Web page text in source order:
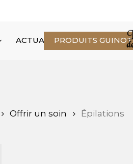
ACTUALITÉS CONTACT
PRODUITS GUINOT
Offrir un soin Épilations